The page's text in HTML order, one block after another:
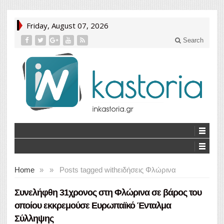
Friday, August 07, 2026
Search
Home » Posts tagged with
» ειδήσεις Φλώρινα
Συνελήφθη 31χρονος στη Φλώρινα σε βάρος του
οποίου εκκρεμούσε Ευρωπαϊκό Ένταλμα
Σύλληψης